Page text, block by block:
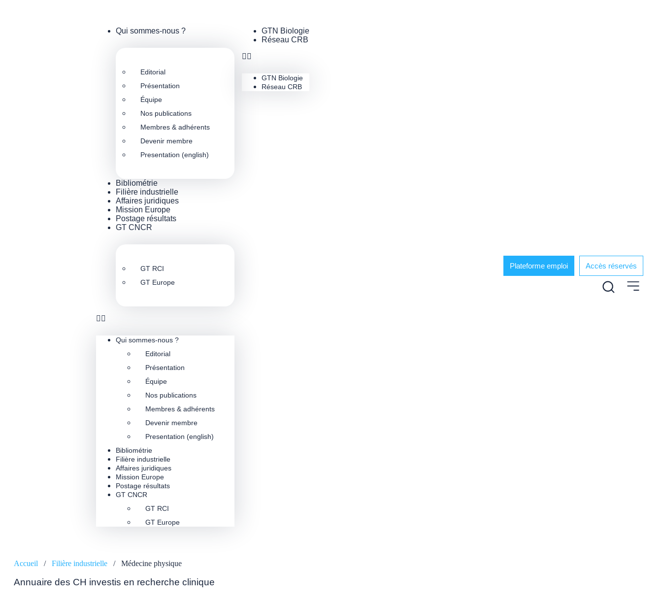
Qui sommes-nous ?
Editorial
Présentation
Équipe
Nos publications
Membres & adhérents
Devenir membre
Presentation (english)
Bibliométrie
Filière industrielle
Affaires juridiques
Mission Europe
Postage résultats
GT CNCR
GT RCI
GT Europe
Qui sommes-nous ?
Editorial
Présentation
Équipe
Nos publications
Membres & adhérents
Devenir membre
Presentation (english)
Bibliométrie
Filière industrielle
Affaires juridiques
Mission Europe
Postage résultats
GT CNCR
GT RCI
GT Europe
GTN Biologie
Réseau CRB
GTN Biologie
Réseau CRB
Plateforme emploi Accès réservés
Accueil / Filière industrielle / Médecine physique
Annuaire des CH investis en recherche clinique